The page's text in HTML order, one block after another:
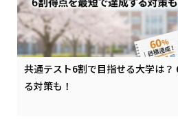
共通テスト6割で目指せる大学は？
る対策も！